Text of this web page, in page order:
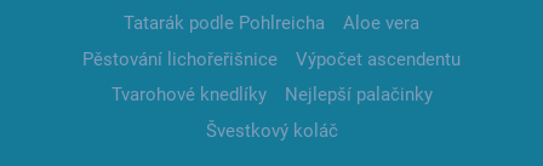
Tatarák podle Pohlreicha
Aloe vera
Pěstování lichořeřišnice
Výpočet ascendentu
Tvarohové knedlíky
Nejlepší palačinky
Švestkový koláč